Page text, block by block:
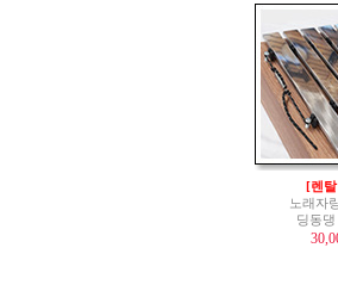
[렌
노래자
딩동